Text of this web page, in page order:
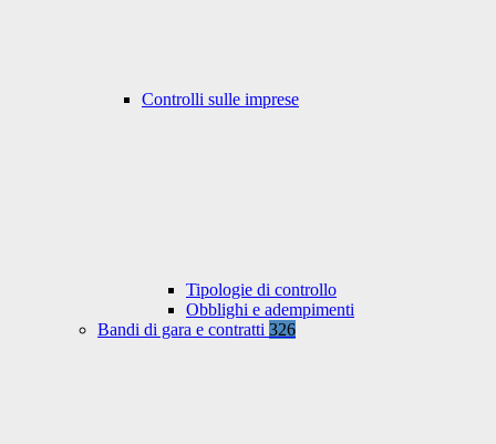
Controlli sulle imprese
Tipologie di controllo
Obblighi e adempimenti
Bandi di gara e contratti 326